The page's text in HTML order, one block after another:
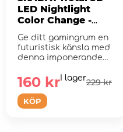
LED Nightlight
Color Change -
Gaming
Ge ditt gamingrum en
futuristisk känsla med
denna imponerande
KÖP
229 kr
160 kr I lager